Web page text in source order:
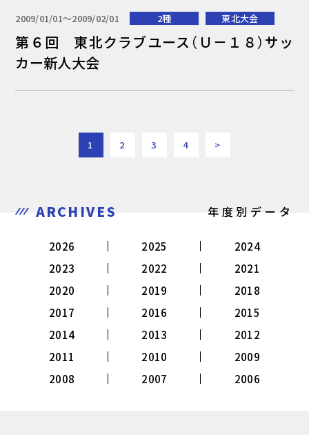
2009/01/01〜2009/02/01 2種 東北大会
第６回 東北クラブユース（Ｕ－１８）サッ
カー新人大会
1 2 3 4 >
ARCHIVES 年度別データ
2026 2025
2024
2023
2022
2021
2020
2019
2018
2017
2016
2015
2014
2013
2012
2011
2010
2009
2008
2007 2006